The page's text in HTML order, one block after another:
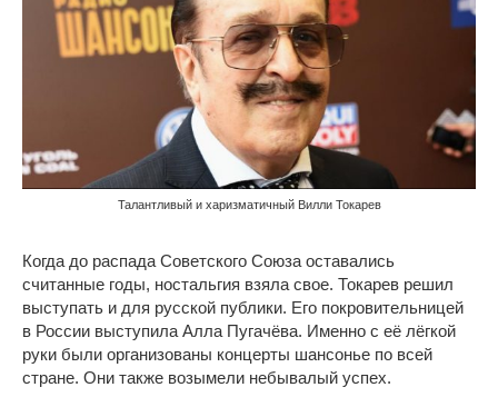
Талантливый и харизматичный Вилли Токарев
Когда до распада Советского Союза оставались
считанные годы, ностальгия взяла свое. Токарев решил
выступать и для русской публики. Его покровительницей
в России выступила Алла Пугачёва. Именно с её лёгкой
руки были организованы концерты шансонье по всей
стране. Они также возымели небывалый успех.